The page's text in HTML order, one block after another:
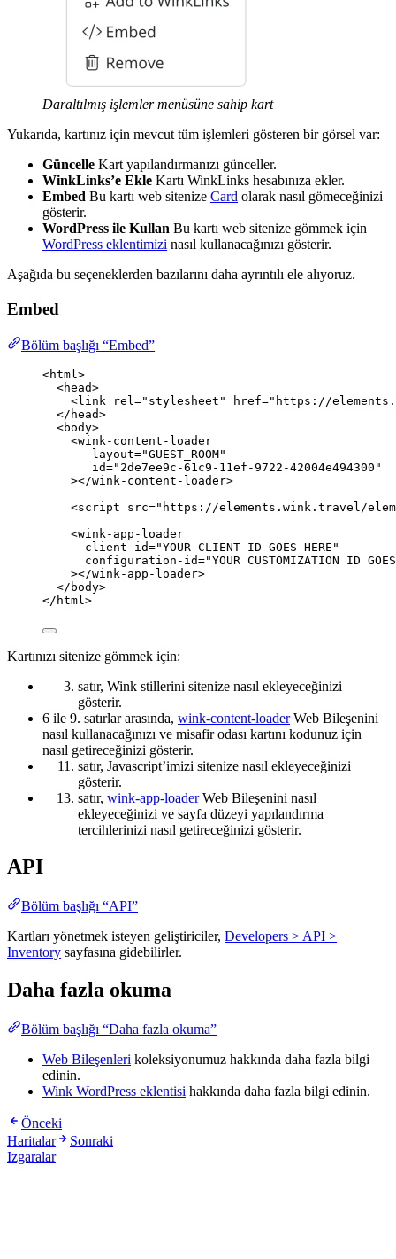
Daraltılmış işlemler menüsüne sahip kart
Yukarıda, kartınız için mevcut tüm işlemleri gösteren bir görsel var:
Güncelle Kart yapılandırmanızı günceller.
WinkLinks’e Ekle Kartı WinkLinks hesabınıza ekler.
Embed Bu kartı web sitenize Card olarak nasıl gömeceğinizi
gösterir.
WordPress ile Kullan Bu kartı web sitenize gömmek için
WordPress eklentimizi nasıl kullanacağınızı gösterir.
Aşağıda bu seçeneklerden bazılarını daha ayrıntılı ele alıyoruz.
Embed
Bölüm başlığı “Embed”
<html >
<head>
<link rel =" stylesheet " href=" https://
</ head>
<body>
<wink-content-loader
layout="GUEST_ROOM"
id=" 2de7ee9c-61c9-11ef-9722-42004e494300 "
></wink-content-loader>
<script src=" https://elements.wink.travel/
<wink-app-loader
client-id="YOUR CLIENT ID GOES HERE "
configuration-id="YOUR CUSTOMIZATION ID
></wink-app-loader>
</ body>
</ html >
Kartınızı sitenize gömmek için:
satır, Wink stillerini sitenize nasıl ekleyeceğinizi
gösterir.
6 ile 9. satırlar arasında, wink-content-loaderWeb Bileşenini
nasıl kullanacağınızı ve misafir odası kartını kodunuz için
nasıl getireceğinizi gösterir.
satır, Javascript’imizi sitenize nasıl ekleyeceğinizi
gösterir.
satır, wink-app-loaderWeb Bileşenini nasıl
ekleyeceğinizi ve sayfa düzeyi yapılandırma
tercihlerinizi nasıl getireceğinizi gösterir.
API
Bölüm başlığı “API”
Kartları yönetmek isteyen geliştiriciler, Developers > API >
Inventory sayfasına gidebilirler.
Daha fazla okuma
Bölüm başlığı “Daha fazla okuma”
Web Bileşenleri koleksiyonumuz hakkında daha fazla bilgi
edinin.
Wink WordPress eklentisi hakkında daha fazla bilgi edinin.
Önceki
Haritalar
Sonraki
Izgaralar